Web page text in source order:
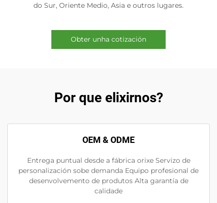
do Sur, Oriente Medio, Asia e outros lugares.
Obter unha cotización
Por que elixirnos?
OEM & ODME
Entrega puntual desde a fábrica orixe Servizo de
personalización sobe demanda Equipo profesional de
desenvolvemento de produtos Alta garantía de
calidade